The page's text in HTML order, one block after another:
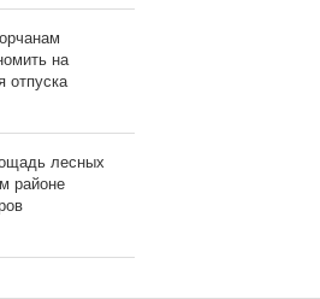
на
отпуска
лесных
районе